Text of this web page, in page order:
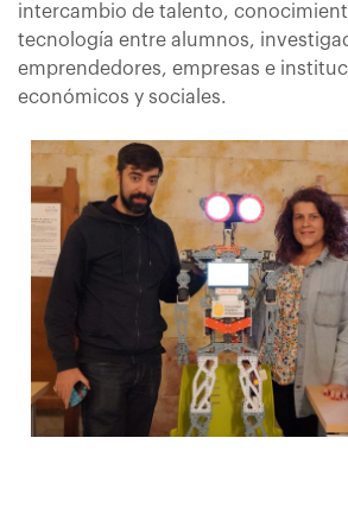
intercambio de talento,
tecnología entre alumnos,
emprendedores, empresas e
económicos y sociales.